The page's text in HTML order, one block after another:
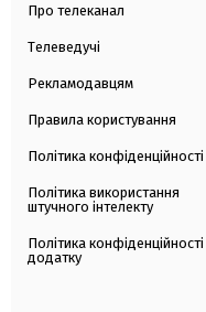
Про телеканал
Телеведучі
Рекламодавцям
Правила користування
Політика конфіденційності
Політика використання
штучного інтелекту
Політика конфіденційності
додатку